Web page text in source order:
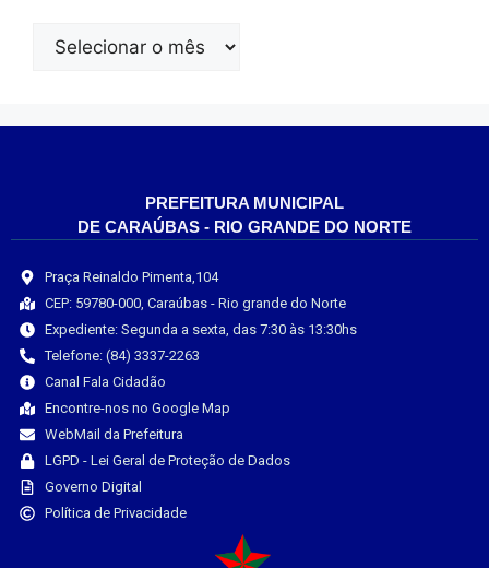
PREFEITURA MUNICIPAL
DE CARAÚBAS - RIO GRANDE DO NORTE
Praça Reinaldo Pimenta,104
CEP: 59780-000, Caraúbas - Rio grande do Norte
Expediente: Segunda a sexta, das 7:30 às 13:30hs
Telefone: (84) 3337-2263
Canal Fala Cidadão
Encontre-nos no Google Map
WebMail da Prefeitura
LGPD - Lei Geral de Proteção de Dados
Governo Digital
Política de Privacidade